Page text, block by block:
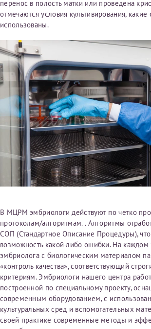
перенос в полость матки или проведена
отмечаются условия культивирования,
использованы.
В МЦРМ эмбриологи действуют по четко
протоколам/алгоритмам. . Алгоритмы
СОП (Стандартное Описание Процедуры),
возможность какой-либо ошибки. На каждом
эмбриолога с биологическим материалом
«контроль качества», соответствующий
критериям. Эмбриологи нашего центра
построенной по специальному проекту,
современным оборудованием, с
культуральных сред и вспомогательных
своей практике современные методы и